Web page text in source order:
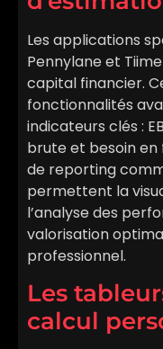
Les applications
Pennylane et
capital financier.
fonctionnalités
indicateurs clés :
brute et besoin en
de reporting
permettent la
l’analyse des
valorisation
professionnel.
Les
calcul